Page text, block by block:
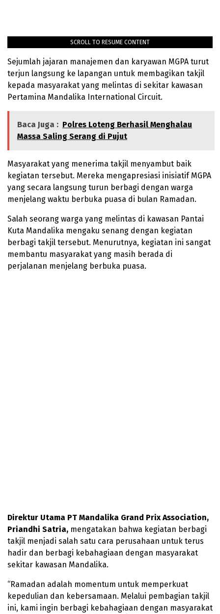
SCROLL TO RESUME CONTENT
Sejumlah jajaran manajemen dan karyawan MGPA turut
terjun langsung ke lapangan untuk membagikan takjil
kepada masyarakat yang melintas di sekitar kawasan
Pertamina Mandalika International Circuit.
Baca Juga : Polres Loteng Berhasil Menghalau
Massa Saling Serang di Pujut
Masyarakat yang menerima takjil menyambut baik
kegiatan tersebut. Mereka mengapresiasi inisiatif MGPA
yang secara langsung turun berbagi dengan warga
menjelang waktu berbuka puasa di bulan Ramadan.
Salah seorang warga yang melintas di kawasan Pantai
Kuta Mandalika mengaku senang dengan kegiatan
berbagi takjil tersebut. Menurutnya, kegiatan ini sangat
membantu masyarakat yang masih berada di
perjalanan menjelang berbuka puasa.
Direktur Utama PT Mandalika Grand Prix Association,
Priandhi Satria, mengatakan bahwa kegiatan berbagi
takjil menjadi salah satu cara perusahaan untuk terus
hadir dan berbagi kebahagiaan dengan masyarakat
sekitar kawasan Mandalika.
“Ramadan adalah momentum untuk memperkuat
kepedulian dan kebersamaan. Melalui pembagian takjil
ini, kami ingin berbagi kebahagiaan dengan masyarakat